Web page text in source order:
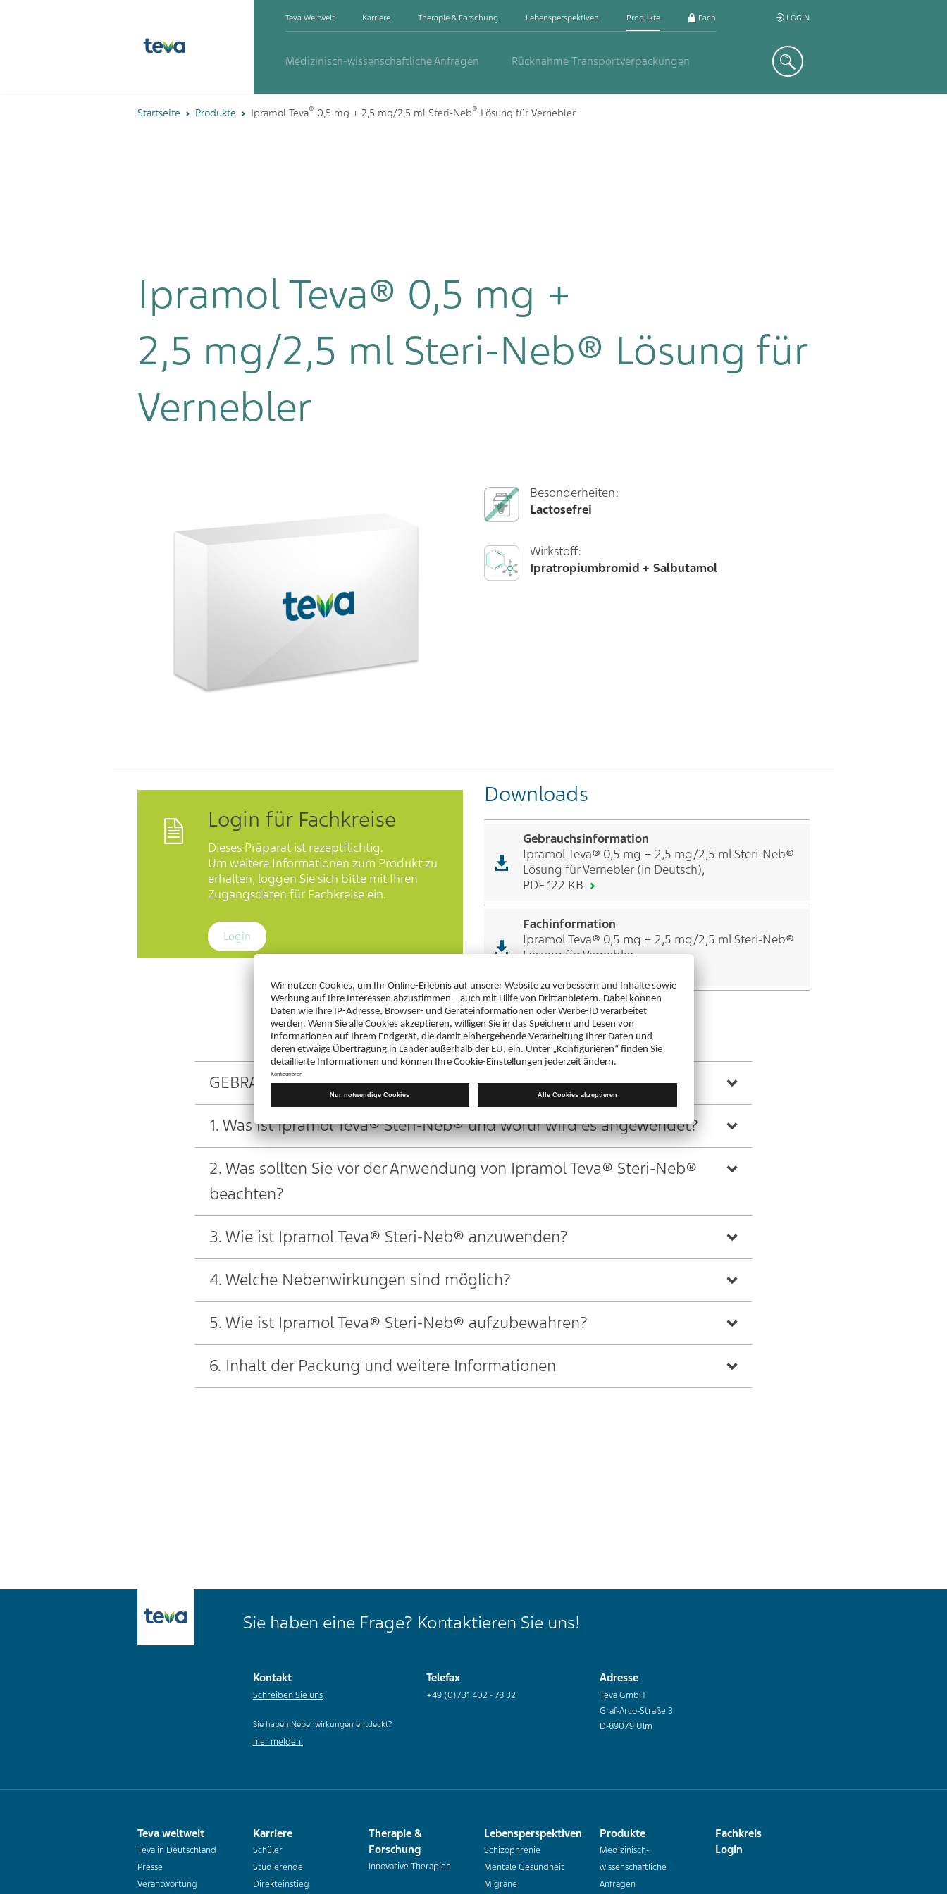
Teva Weltweit Karriere Therapie & Forschung Lebensperspektiven Produkte Fachkreis
Medizinisch-wissenschaftliche Anfragen Rücknahme Transportverpackungen Suche
LOGIN
Startseite Produkte Ipramol Teva® 0,5 mg + 2,5 mg/2,5 ml Steri-Neb® Lösung für Vernebler
Ipramol Teva® 0,5 mg +
2,5 mg/2,5 ml Steri-Neb® Lösung für
Vernebler
Besonderheiten:
Lactosefrei
Wirkstoff:
Ipratropiumbromid + Salbutamol
Downloads
Gebrauchsinformation
Ipramol Teva® 0,5 mg + 2,5 mg/2,5 ml Steri-Neb®
Lösung für Vernebler (in Deutsch),
PDF 122 KB
Fachinformation
Ipramol Teva® 0,5 mg + 2,5 mg/2,5 ml Steri-Neb®
Lösung für Vernebler,
Login für Fachkreise
Dieses Präparat ist rezeptflichtig.
Um weitere Informationen zum Produkt zu
erhalten, loggen Sie sich bitte mit Ihren
Zugangsdaten für Fachkreise ein.
Login
GEBRAUCHSINFORMATION: INFORMATION FÜR PATIENTEN
1. Was ist Ipramol Teva® Steri-Neb® und wofür wird es angewendet?
2. Was sollten Sie vor der Anwendung von Ipramol Teva® Steri-Neb®
beachten?
3. Wie ist Ipramol Teva® Steri-Neb® anzuwenden?
4. Welche Nebenwirkungen sind möglich?
5. Wie ist Ipramol Teva® Steri-Neb® aufzubewahren?
6. Inhalt der Packung und weitere Informationen
Sie haben eine Frage? Kontaktieren Sie uns!
Kontakt
Schreiben Sie uns
Sie haben Nebenwirkungen entdeckt?
hier melden.
Telefax
+49 (0)731 402 - 78 32
Adresse
Teva GmbH
Graf-Arco-Straße 3
D-89079 Ulm
Teva weltweit
Teva in Deutschland
Presse
Verantwortung
Karriere
Schüler
Studierende
Direkteinstieg
Therapie &
Forschung
Innovative Therapien
Lebensperspektiven
Schizophrenie
Mentale Gesundheit
Migräne
Produkte
Medizinisch-
wissenschaftliche
Anfragen
Fachkreis
Login